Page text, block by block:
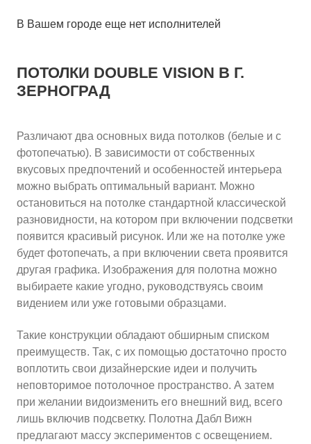
В Вашем городе еще нет исполнителей
ПОТОЛКИ DOUBLE VISION В Г.
ЗЕРНОГРАД
Различают два основных вида потолков (белые и с
фотопечатью). В зависимости от собственных
вкусовых предпочтений и особенностей интерьера
можно выбрать оптимальный вариант. Можно
остановиться на потолке стандартной классической
разновидности, на котором при включении подсветки
появится красивый рисунок. Или же на потолке уже
будет фотопечать, а при включении света проявится
другая графика. Изображения для полотна можно
выбираете какие угодно, руководствуясь своим
видением или уже готовыми образцами.
Такие конструкции обладают обширным списком
преимуществ. Так, с их помощью достаточно просто
воплотить свои дизайнерские идеи и получить
неповторимое потолочное пространство. А затем
при желании видоизменить его внешний вид, всего
лишь включив подсветку. Полотна Дабл Вижн
предлагают массу экспериментов с освещением.